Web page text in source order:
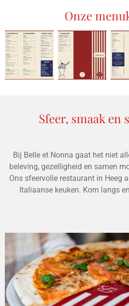
Onze
Sfeer, smaak en
Bij Belle et Nonna gaat het niet
beleving, gezelligheid en samen
Ons sfeervolle restaurant in Heeg
Italiaanse keuken. Kom langs